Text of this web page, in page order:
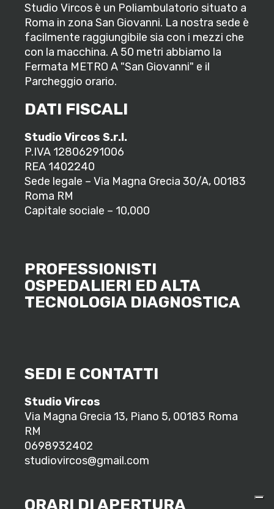
Studio Vircos è un Poliambulatorio situato a
Roma in zona San Giovanni. La nostra sede è
facilmente raggiungibile sia con i mezzi che
con la macchina. A 50 metri abbiamo la
Fermata METRO A "San Giovanni" e il
Parcheggio orario.
DATI FISCALI
Studio Vircos S.r.l.
P.IVA 12806291006
REA 1402240
Sede legale – Via Magna Grecia 30/A, 00183
Roma RM
Capitale sociale – 10,000
PROFESSIONISTI
OSPEDALIERI ED ALTA
TECNOLOGIA DIAGNOSTICA
SEDI E CONTATTI
Studio Vircos
Via Magna Grecia 13, Piano 5, 00183 Roma
RM
0698932402
studiovircos@gmail.com
ORARI DI APERTURA